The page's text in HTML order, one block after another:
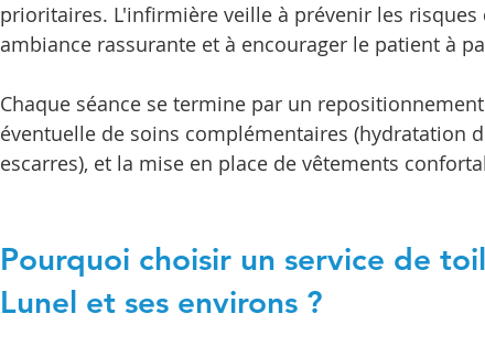
prioritaires. L'infirmière veille à prévenir les
ambiance rassurante et à encourager le patient à
Chaque séance se termine par un
éventuelle de soins complémentaires (hydratation
escarres), et la mise en place de vêtements
Pourquoi choisir un service de
Lunel et ses environs ?